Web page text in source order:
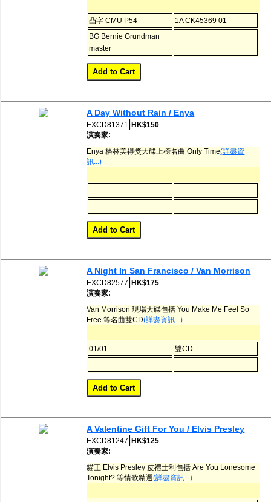
凸字 CMU P54
1A CK45369 01
BG Bernie Grundman
master
A Day Without Rain / Enya
EXCD81371 |HK$150
演奏家:
Enya 格林美得獎大碟上榜名曲 Only Time(詳盡資
訊...)
A Night In San Francisco / Van Morrison
EXCD82577 |HK$175
演奏家:
Van Morrison 現場大碟包括 You Make Me Feel So
Free 等名曲雙CD(詳盡資訊...)
01/01 雙CD
A Valentine Gift For You / Elvis Presley
EXCD81247 |HK$125
演奏家:
貓王 Elvis Presley 皮禮士利包括 Are You Lonesome
Tonight? 等情歌精選(詳盡資訊...)